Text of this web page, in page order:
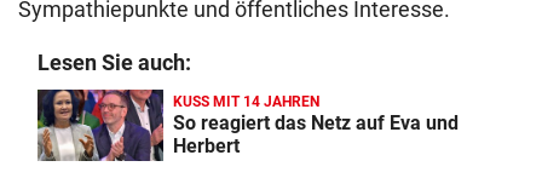
Sympathiepunkte und öffentliches Interesse.
Lesen Sie auch:
KUSS MIT 14 JAHREN
So reagiert das Netz auf Eva und
Herbert